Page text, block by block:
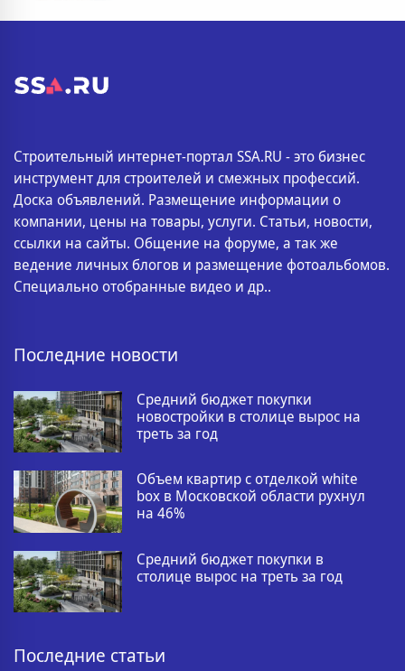
Строительный интернет-портал SSA.RU - это бизнес
инструмент для строителей и смежных профессий.
Доска объявлений. Размещение информации о
компании, цены на товары, услуги. Статьи, новости,
ссылки на сайты. Общение на форуме, а так же
ведение личных блогов и размещение фотоальбомов.
Специально отобранные видео и др..
Последние новости
Средний бюджет покупки
новостройки в столице вырос на
треть за год
Объем квартир с отделкой white
box в Московской области рухнул
на 46%
Средний бюджет покупки в
столице вырос на треть за год
Последние статьи